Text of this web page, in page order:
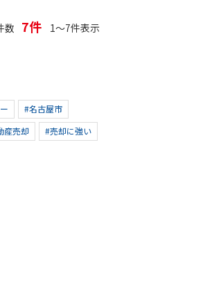
数 7件 1～7件表示
#名古屋市
産売却
#売却に強い